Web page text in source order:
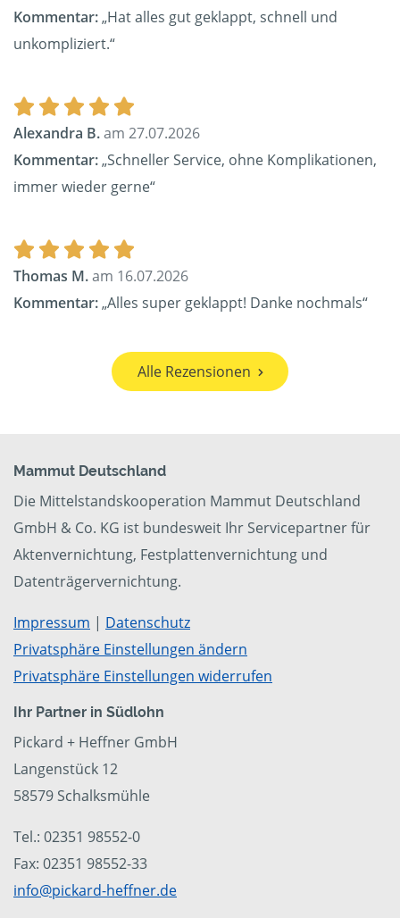
Kommentar:„Hat alles gut geklappt, schnell und
unkompliziert.“
Alexandra B.am 27.07.2026
Kommentar:„Schneller Service, ohne Komplikationen,
immer wieder gerne“
Thomas M.am 16.07.2026
Kommentar:„Alles super geklappt! Danke nochmals“
Alle Rezensionen
Mammut Deutschland
Die Mittelstandskooperation Mammut Deutschland
GmbH & Co. KG ist bundesweit Ihr Servicepartner für
Aktenvernichtung, Festplattenvernichtung und
Datenträgervernichtung.
Impressum | Datenschutz
Privatsphäre Einstellungen ändern
Privatsphäre Einstellungen widerrufen
Ihr Partner in Südlohn
Pickard + Heffner GmbH
Langenstück 12
58579 Schalksmühle
Tel.: 02351 98552-0
Fax: 02351 98552-33
info@pickard-heffner.de